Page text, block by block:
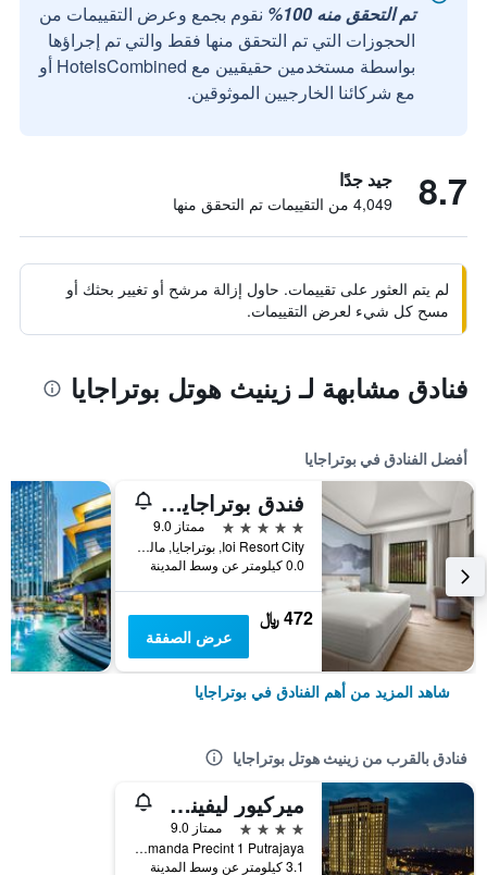
تم التحقق منه 100%
نقوم بجمع وعرض التقييمات من
الحجوزات التي تم التحقق منها فقط والتي تم إجراؤها
بواسطة مستخدمين حقيقيين مع HotelsCombined أو
مع شركائنا الخارجيين الموثوقين.
8.7 جيد جدًا
4,049 من التقييمات تم التحقق منها
لم يتم العثور على تقييمات. حاول إزالة مرشح أو تغيير بحثك أو
مسح كل شيء لعرض التقييمات.
فنادق مشابهة لـ زينيث هوتل بوتراجايا
أفضل الفنادق في بوتراجايا
فندق بوتراجايا ماريوت
5 نجوم
ممتاز 9.0
Ioi Resort City, بوتراجايا, ماليزيا
0.0 كيلومتر عن وسط المدينة
472 ﷼
عرض الصفقة
شاهد المزيد من أهم الفنادق في بوتراجايا
فنادق بالقرب من زينيث هوتل بوتراجايا
ميركيور ليفينج بوتراجايا
4 نجوم
ممتاز 9.0
Block A Shaftsbury Tower Jalan Alamanda Precint 1 Putrajaya, بوتراجايا, ماليزيا
3.1 كيلومتر عن وسط المدينة